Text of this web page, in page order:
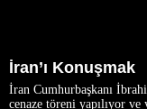
İran’ı Konuşmak
İran Cumhurbaşkanı
cenaze töreni yapılıyor